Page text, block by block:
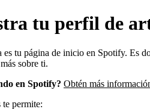
tu perfil de
es tu página de inicio en Spotify. Es
sobre ti.
en Spotify? Obtén más
permite: